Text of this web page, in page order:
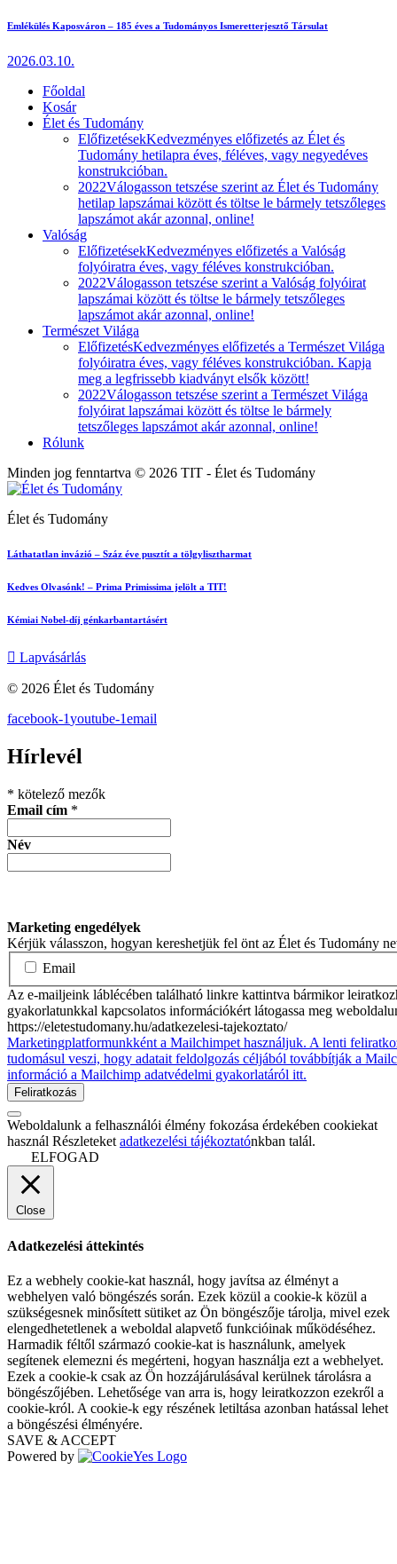
Emlékülés Kaposváron – 185 éves a Tudományos Ismeretterjesztő Társulat
2026.03.10.
Főoldal
Kosár
Élet és Tudomány
ElőfizetésekKedvezményes előfizetés az Élet és
Tudomány hetilapra éves, féléves, vagy negyedéves
konstrukcióban.
2022Válogasson tetszése szerint az Élet és Tudomány
hetilap lapszámai között és töltse le bármely tetszőleges
lapszámot akár azonnal, online!
Valóság
ElőfizetésekKedvezményes előfizetés a Valóság
folyóiratra éves, vagy féléves konstrukcióban.
2022Válogasson tetszése szerint a Valóság folyóirat
lapszámai között és töltse le bármely tetszőleges
lapszámot akár azonnal, online!
Természet Világa
ElőfizetésKedvezményes előfizetés a Természet Világa
folyóiratra éves, vagy féléves konstrukcióban. Kapja
meg a legfrissebb kiadványt elsők között!
2022Válogasson tetszése szerint a Természet Világa
folyóirat lapszámai között és töltse le bármely
tetszőleges lapszámot akár azonnal, online!
Rólunk
Minden jog fenntartva © 2026 TIT - Élet és Tudomány
Élet és Tudomány
Láthatatlan invázió – Száz éve pusztít a tölgylisztharmat
Kedves Olvasónk! – Prima Primissima jelölt a TIT!
Kémiai Nobel-díj génkarbantartásért
Lapvásárlás
© 2026 Élet és Tudomány
facebook-1youtube-1email
Hírlevél
* kötelező mezők
Email cím *
Név
Marketing engedélyek
Kérjük válasszon, hogyan kereshetjük fel önt az Élet és Tudomány
Email
Az e-mailjeink láblécében található linkre kattintva bármikor
gyakorlatunkkal kapcsolatos információkért látogassa meg
https://eletestudomany.hu/adatkezelesi-tajekoztato/
Marketingplatformunkként a Mailchimpet használjuk. A lenti
tudomásul veszi, hogy adatait feldolgozás céljából továbbítják a
információ a Mailchimp adatvédelmi gyakorlatáról itt.
Weboldalunk a felhasználói élmény fokozása érdekében cookiekat
használ Részleteket adatkezelési tájékoztatónkban talál.
ELFOGAD
Close
Adatkezelési áttekintés
Ez a webhely cookie-kat használ, hogy javítsa az élményt a
webhelyen való böngészés során. Ezek közül a cookie-k közül a
szükségesnek minősített sütiket az Ön böngészője tárolja, mivel ezek
elengedhetetlenek a weboldal alapvető funkcióinak működéséhez.
Harmadik féltől származó cookie-kat is használunk, amelyek
segítenek elemezni és megérteni, hogyan használja ezt a webhelyet.
Ezek a cookie-k csak az Ön hozzájárulásával kerülnek tárolásra a
böngészőjében. Lehetősége van arra is, hogy leiratkozzon ezekről a
cookie-król. A cookie-k egy részének letiltása azonban hatással lehet
a böngészési élményére.
SAVE & ACCEPT
Powered by